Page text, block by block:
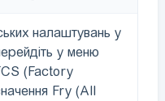
налаштувань у
у меню
(Factory
Fry (All